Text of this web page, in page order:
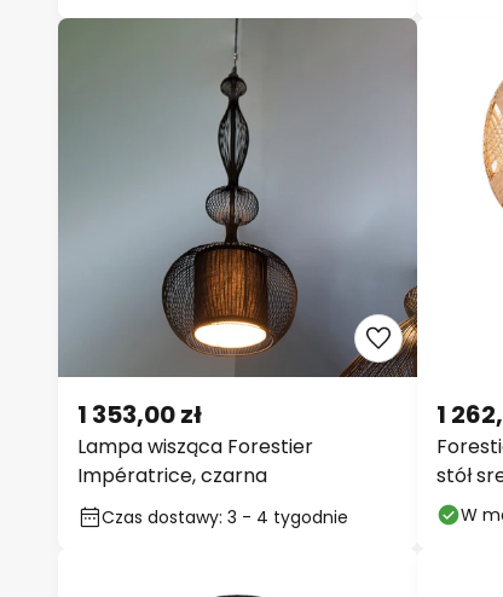
Lampa wisząca Forestier
Impératrice, czarna
1 353,00 zł
Czas dostawy: 3 - 4 tygodnie
stół
1
W